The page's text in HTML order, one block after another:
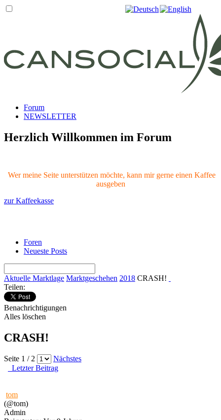
Forum
NEWSLETTER
Herzlich Willkommen im Forum
Wer meine Seite unterstützen möchte, kann mir gerne einen Kaffee
ausgeben
zur Kaffeekasse
Foren
Neueste Posts
Aktuelle Marktlage Marktgeschehen 2018 CRASH!
Teilen:
Benachrichtigungen
Alles löschen
CRASH!
Seite 1 / 2
Nächstes
Letzter Beitrag
tom
(@tom)
Admin